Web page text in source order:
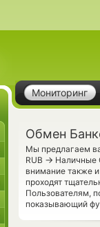
Мониторинг
Обмен
Мы предлагаем
RUB → Наличные
внимание также
проходят
Пользователям,
показывающий